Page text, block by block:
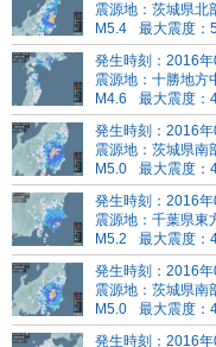
震源地：茨城県北
M5.4
最大震度：
発生時刻：2016
震源地：十勝地方
M4.6
最大震度：
発生時刻：2016
震源地：茨城県南
M5.0
最大震度：
発生時刻：2016
震源地：千葉県東
M5.2
最大震度：
発生時刻：2016
震源地：茨城県南
M5.0
最大震度：
発生時刻：2016